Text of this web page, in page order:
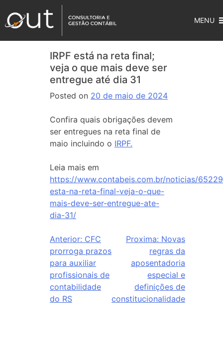
MENU
IRPF está na reta final;
veja o que mais deve ser
entregue até dia 31
Posted on 20 de maio de 2024
Confira quais obrigações devem
ser entregues na reta final de
maio incluindo o IRPF.
Leia mais em
https://www.contabeis.com.br/noticias/
esta-na-reta-final-veja-o-que-
mais-deve-ser-entregue-ate-
dia-31/
Anterior: CFC
prorroga prazos
para auxiliar
profissionais de
contabilidade
do RS
Proxima: Novas
regras da
aposentadoria
especial e
definições de
constitucionalidade